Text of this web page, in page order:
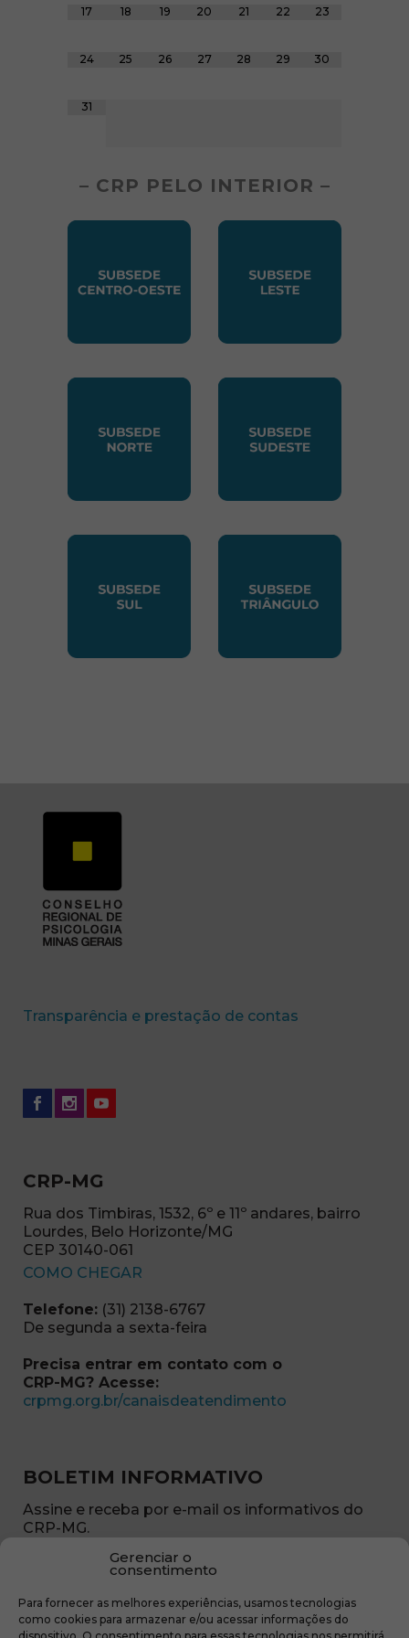
Gerenciar o
consentimento
Para fornecer as melhores experiências, usamos tecnologias
como cookies para armazenar e/ou acessar informações do
17 18 19 20 21 22 23
24 25 26 27 28 29 30
31
– CRP PELO INTERIOR –
Transparência e prestação de contas
CRP-MG
Rua dos Timbiras, 1532, 6º e 11º andares, bairro
Lourdes, Belo Horizonte/MG
CEP 30140-061
COMO CHEGAR
Telefone: (31) 2138-6767
De segunda a sexta-feira
Precisa entrar em contato com o
CRP-MG? Acesse:
crpmg.org.br/canaisdeatendimento
BOLETIM INFORMATIVO
Assine e receba por e-mail os informativos do
CRP-MG.
E-
mail